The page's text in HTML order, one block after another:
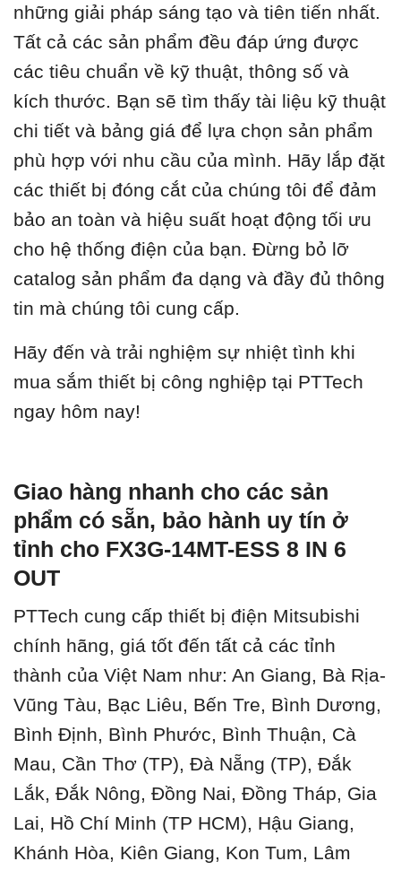
những giải pháp sáng tạo và tiên tiến nhất.
Tất cả các sản phẩm đều đáp ứng được
các tiêu chuẩn về kỹ thuật, thông số và
kích thước. Bạn sẽ tìm thấy tài liệu kỹ thuật
chi tiết và bảng giá để lựa chọn sản phẩm
phù hợp với nhu cầu của mình. Hãy lắp đặt
các thiết bị đóng cắt của chúng tôi để đảm
bảo an toàn và hiệu suất hoạt động tối ưu
cho hệ thống điện của bạn. Đừng bỏ lỡ
catalog sản phẩm đa dạng và đầy đủ thông
tin mà chúng tôi cung cấp.
Hãy đến và trải nghiệm sự nhiệt tình khi
mua sắm thiết bị công nghiệp tại PTTech
ngay hôm nay!
Giao hàng nhanh cho các sản
phẩm có sẵn, bảo hành uy tín ở
tỉnh cho FX3G-14MT-ESS 8 IN 6
OUT
PTTech cung cấp thiết bị điện Mitsubishi
chính hãng, giá tốt đến tất cả các tỉnh
thành của Việt Nam như: An Giang, Bà Rịa-
Vũng Tàu, Bạc Liêu, Bến Tre, Bình Dương,
Bình Định, Bình Phước, Bình Thuận, Cà
Mau, Cần Thơ (TP), Đà Nẵng (TP), Đắk
Lắk, Đắk Nông, Đồng Nai, Đồng Tháp, Gia
Lai, Hồ Chí Minh (TP HCM), Hậu Giang,
Khánh Hòa, Kiên Giang, Kon Tum, Lâm